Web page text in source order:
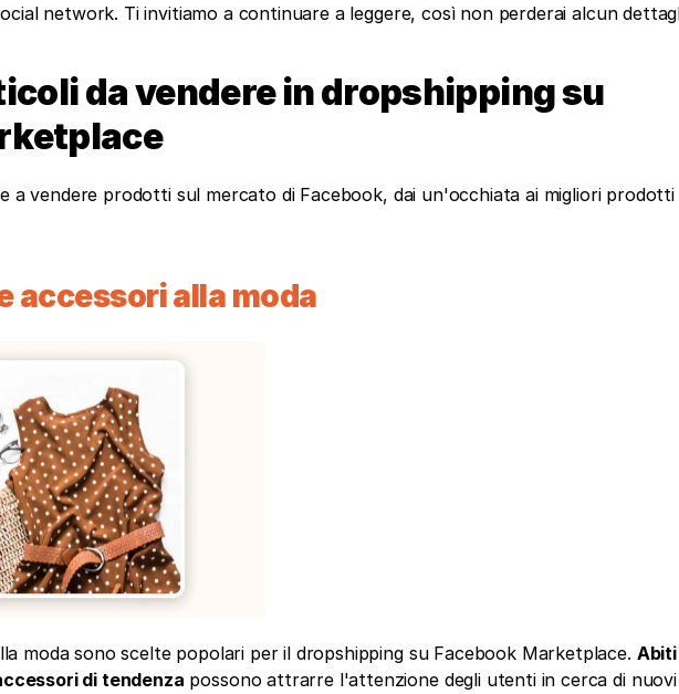
network. Ti invitiamo a continuare a leggere, così non perderai alcun
da vendere in dropshipping su
a vendere prodotti sul mercato di Facebook, dai un'occhiata ai migliori prodotti
accessori alla moda
moda sono scelte popolari per il dropshipping su Facebook Marketplace.
di tendenza possono attrarre l'attenzione degli utenti in cerca di